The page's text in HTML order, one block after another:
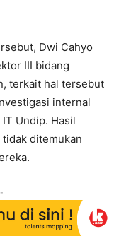
Dwi Cahyo
III bidang
terkait hal tersebut
internal
Undip. Hasil
ditemukan